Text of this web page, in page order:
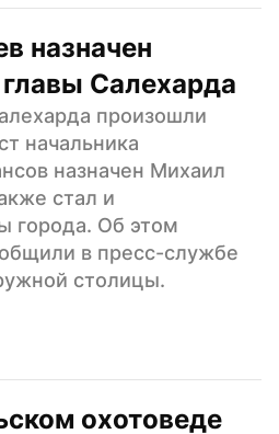
назначен
Салехарда
произошли
начальника
назначен Михаил
стал и
города. Об этом
в пресс-службе
столицы.
охотоведе